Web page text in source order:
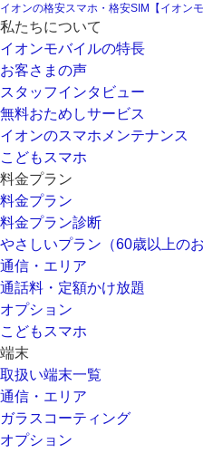
イオンの格安スマホ・格安SIM【イオンモ
私たちについて
イオンモバイルの特長
お客さまの声
スタッフインタビュー
無料おためしサービス
イオンのスマホメンテナンス
こどもスマホ
料金プラン
料金プラン
料金プラン診断
やさしいプラン（60歳以上のお
通信・エリア
通話料・定額かけ放題
オプション
こどもスマホ
端末
取扱い端末一覧
通信・エリア
ガラスコーティング
オプション